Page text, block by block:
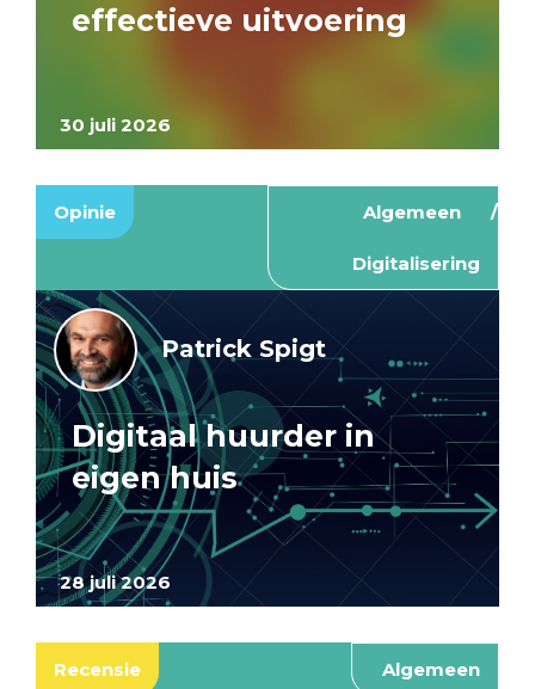
30 juli 2026
effectieve uitvoering
Opinie Algemeen
Digitalisering
28 juli 2026
Patrick Spigt
Digitaal huurder in
eigen huis
Recensie Algemeen